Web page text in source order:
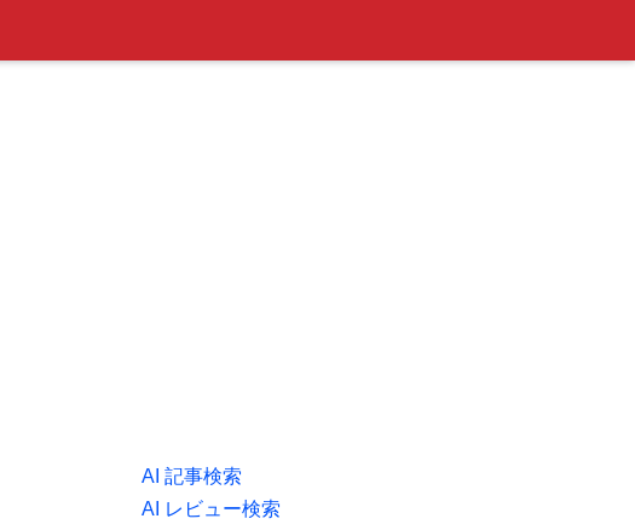
AI 記事検索
AI レビュー検索